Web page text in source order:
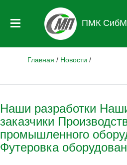
ПМК
Главная / Новости /
Наши разработки
заказчики
промышленного
Футеровка